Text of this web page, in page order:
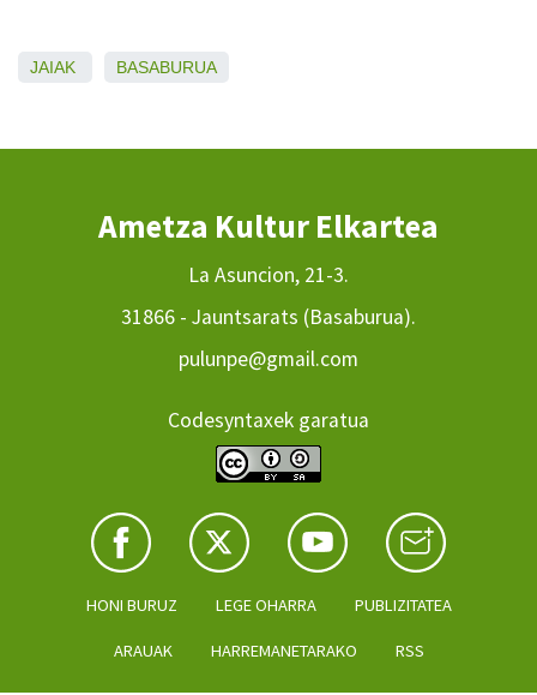
JAIAK BASABURUA
Ametza Kultur Elkartea
La Asuncion, 21-3.
31866 - Jauntsarats (Basaburua).
pulunpe@gmail.com
Codesyntaxek garatua
HONI BURUZ LEGE OHARRA PUBLIZITATEA
ARAUAK HARREMANETARAKO RSS